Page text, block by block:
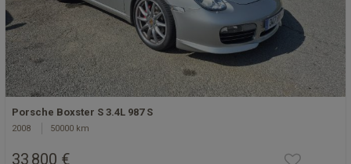
Porsche Boxster S 3.4L 987 S
2008 50000 km
33 800 €